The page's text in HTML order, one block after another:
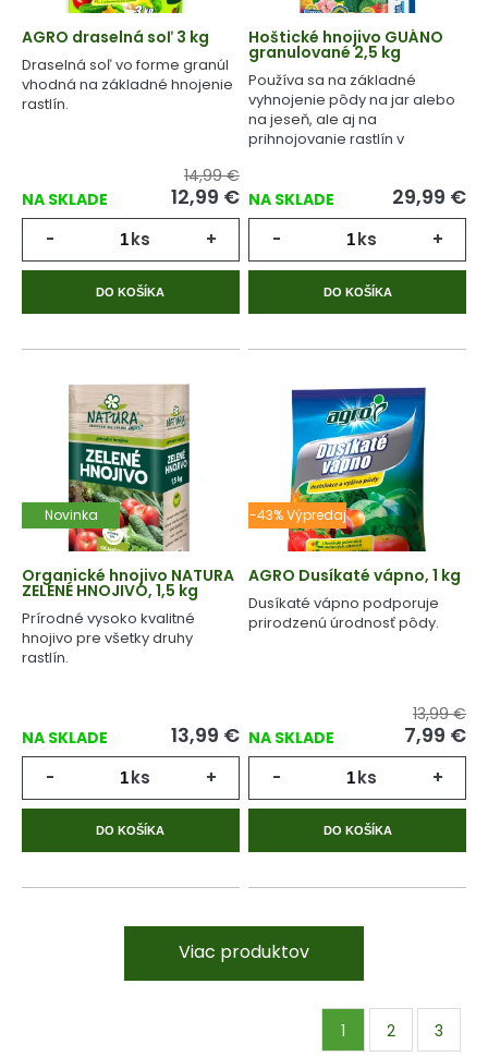
AGRO draselná soľ 3 kg
Draselná soľ vo forme granúl
vhodná na základné hnojenie
rastlín.
NA SKLADE
14,99 €
12,99 €
- ks +
DO KOŠÍKA
Hoštické hnojivo GUÁNO
granulované 2,5 kg
Používa sa na základné
vyhnojenie pôdy na jar alebo
na jeseň, ale aj na
prihnojovanie rastlín v
NA SKLADE 29,99 €
- ks +
DO KOŠÍKA
Novinka
Organické hnojivo NATURA
ZELENÉ HNOJIVO, 1,5 kg
Prírodné vysoko kvalitné
hnojivo pre všetky druhy
rastlín.
NA SKLADE 13,99 €
- ks +
DO KOŠÍKA
-43% Výpredaj
AGRO Dusíkaté vápno, 1 kg
Dusíkaté vápno podporuje
prirodzenú úrodnosť pôdy.
NA SKLADE
13,99 €
7,99 €
- ks +
DO KOŠÍKA
Viac produktov
1 2
3